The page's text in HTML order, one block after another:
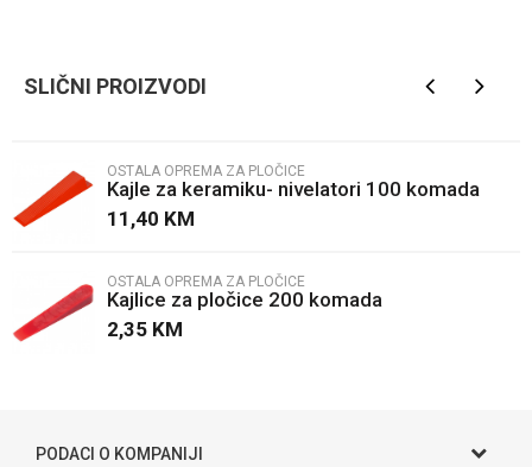
SLIČNI PROIZVODI
OSTALA OPREMA ZA PLOČICE
Kajle za keramiku- nivelatori 100 komada
11,40 KM
OSTALA OPREMA ZA PLOČICE
Kajlice za pločice 200 komada
2,35 KM
PODACI O KOMPANIJI